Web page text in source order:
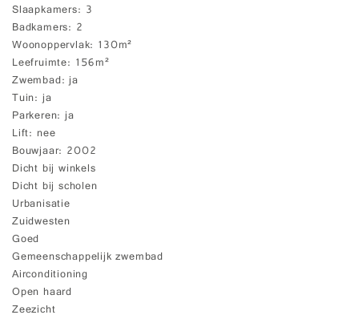
Slaapkamers 3
Badkamers 2
Woonoppervlak 130m²
Leefruimte 156m²
Zwembad ja
Tuin ja
Parkeren ja
Lift nee
Bouwjaar 2002
Dicht bij winkels
Dicht bij scholen
Urbanisatie
Zuidwesten
Goed
Gemeenschappelijk zwembad
Airconditioning
Open haard
Zeezicht